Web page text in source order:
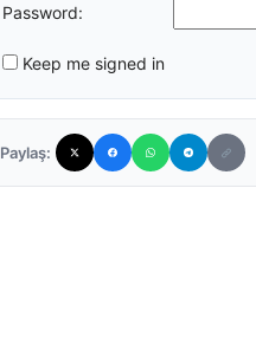
Password:
Keep me signed in
Paylaş: